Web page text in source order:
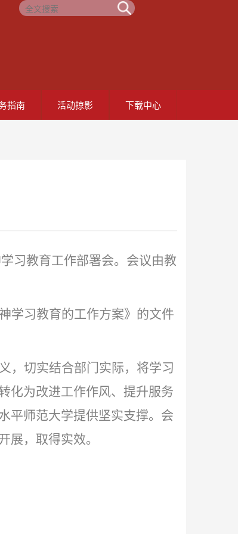
指南 活动掠影 下载中心
习教育工作部署会。 会议由教
学习教育的工作方案》的文件
，切实结合部门实际，将学习
化为改进工作作风、提升服务
平师范大学提供坚实支撑。会
展，取得实效。